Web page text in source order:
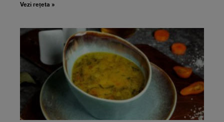
Vezi rețeta »